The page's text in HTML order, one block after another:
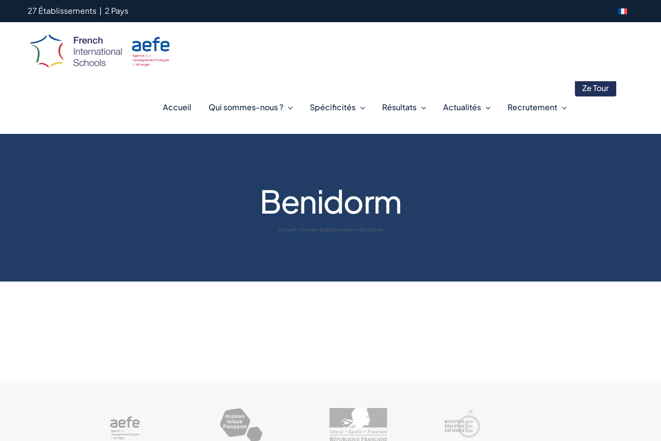
27 Établissements | 2 Pays
Accueil Qui sommes-nous ? Spécificités Résultats Actualités Recrutement
Ze Tour
Benidorm
Accueil »Tous les établissements » Benidorm